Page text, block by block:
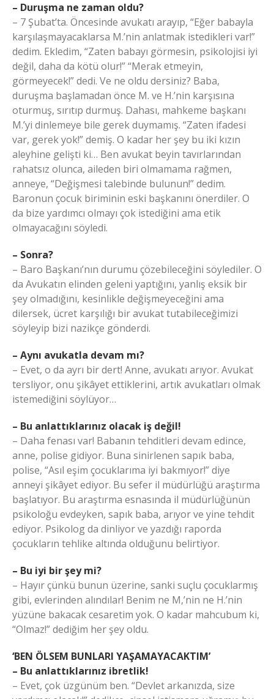
– Duruşma ne zaman oldu?
– 7 Şubat’ta. Öncesinde avukatı arayıp, “Eğer babayla
karşılaşmayacaklarsa M.’nin anlatmak istedikleri var!”
dedim. Ekledim, “Zaten babayı görmesin, psikolojisi iyi
değil, daha da kötü olur!” “Merak etmeyin,
görmeyecek!” dedi. Ve ne oldu dersiniz? Baba,
duruşma başlamadan önce M. ve H.’nin karşısına
oturmuş, sırıtıp durmuş. Dahası, mahkeme başkanı
M.’yi dinlemeye bile gerek duymamış. “Zaten ifadesi
var, gerek yok!” demiş. O kadar her şey bu iki kızın
aleyhine gelişti ki… Ben avukat beyin tavırlarından
rahatsız olunca, aileden biri olmamama rağmen,
anneye, “Değişmesi talebinde bulunun!” dedim.
Baronun çocuk biriminin eski başkanını önerdiler. O
da bize yardımcı olmayı çok istediğini ama etik
olmayacağını söyledi.
– Sonra?
– Baro Başkanı’nın durumu çözebileceğini söylediler. O
da Avukatın elinden geleni yaptığını, yanlış eksik bir
şey olmadığını, kesinlikle değişmeyeceğini ama
dilersek, ücret karşılığı bir avukat tutabileceğimizi
söyleyip bizi nazikçe gönderdi.
– Aynı avukatla devam mı?
– Evet, o da ayrı bir dert! Anne, avukatı arıyor. Avukat
tersliyor, onu şikâyet ettiklerini, artık avukatları olmak
istemediğini söylüyor…
– Bu anlattıklarınız olacak iş değil!
– Daha fenası var! Babanın tehditleri devam edince,
anne, polise gidiyor. Buna sinirlenen sapık baba,
polise, “Asıl eşim çocuklarıma iyi bakmıyor!” diye
anneyi şikâyet ediyor. Bu sefer il müdürlüğü araştırma
başlatıyor. Bu araştırma esnasında il müdürlüğünün
psikoloğu evdeyken, sapık baba, arıyor ve yine tehdit
ediyor. Psikolog da dinliyor ve yazdığı raporda
çocukların tehlike altında olduğunu belirtiyor.
– Bu iyi bir şey mi?
– Hayır çünkü bunun üzerine, sanki suçlu çocuklarmış
gibi, evlerinden alındılar! Benim ne M,’nin ne H.’nin
yüzüne bakacak cesaretim yok. O kadar mahcubum ki,
“Olmaz!” dediğim her şey oldu.
‘BEN ÖLSEM BUNLARI YAŞAMAYACAKTIM’
– Bu anlattıklarınız ibretlik!
– Evet, çok üzgünüm ben. “Devlet arkanızda, size